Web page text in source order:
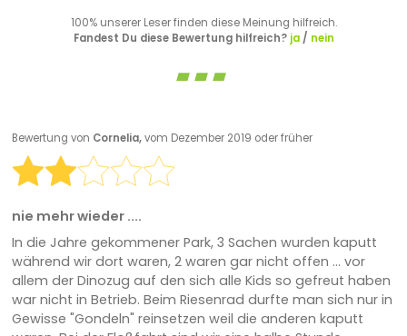
100% unserer Leser finden diese Meinung hilfreich.
Fandest Du diese Bewertung hilfreich? ja/ nein
Bewertung von Cornelia,vom Dezember 2019 oder früher
nie mehr wieder ....
In die Jahre gekommener Park, 3 Sachen wurden kaputt
während wir dort waren, 2 waren gar nicht offen ... vor
allem der Dinozug auf den sich alle Kids so gefreut haben
war nicht in Betrieb. Beim Riesenrad durfte man sich nur in
Gewisse "Gondeln" reinsetzen weil die anderen kaputt